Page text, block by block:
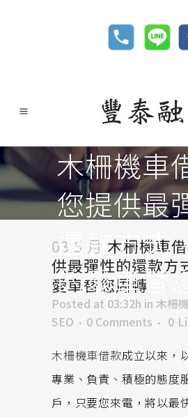
木柵機車
您提供最
還款方式
的愛車替
03 5 月 木柵機車
供最彈性的還款方
愛車替您周轉
Posted at 03:32h in 木柵
SEO
0 Comments 0
木柵機車借款成立以來，
專業、負責、積極的態度
戶，只要您來電，將以最